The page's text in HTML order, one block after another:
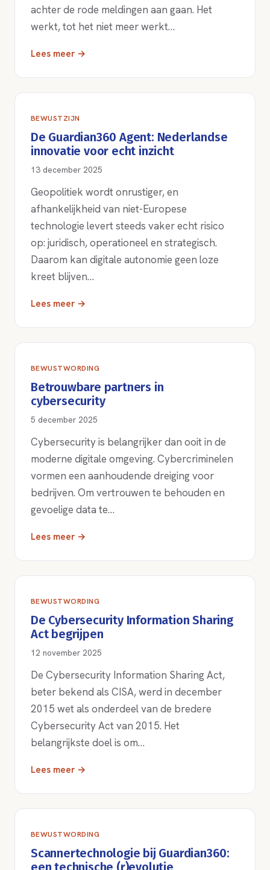
achter de rode meldingen aan gaan. Het
werkt, tot het niet meer werkt…
Lees meer →
BEWUSTZIJN
De Guardian360 Agent: Nederlandse
innovatie voor echt inzicht
13 december 2025
Geopolitiek wordt onrustiger, en
afhankelijkheid van niet-Europese
technologie levert steeds vaker echt risico
op: juridisch, operationeel en strategisch.
Daarom kan digitale autonomie geen loze
kreet blijven…
Lees meer →
BEWUSTWORDING
Betrouwbare partners in
cybersecurity
5 december 2025
Cybersecurity is belangrijker dan ooit in de
moderne digitale omgeving. Cybercriminelen
vormen een aanhoudende dreiging voor
bedrijven. Om vertrouwen te behouden en
gevoelige data te…
Lees meer →
BEWUSTWORDING
De Cybersecurity Information Sharing
Act begrijpen
12 november 2025
De Cybersecurity Information Sharing Act,
beter bekend als CISA, werd in december
2015 wet als onderdeel van de bredere
Cybersecurity Act van 2015. Het
belangrijkste doel is om…
Lees meer →
BEWUSTWORDING
Scannertechnologie bij Guardian360:
een technische (r)evolutie